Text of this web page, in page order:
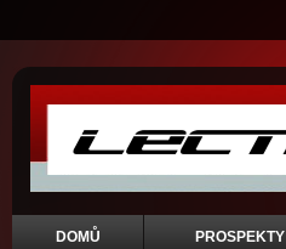
DOMŮ PROSPEKTY